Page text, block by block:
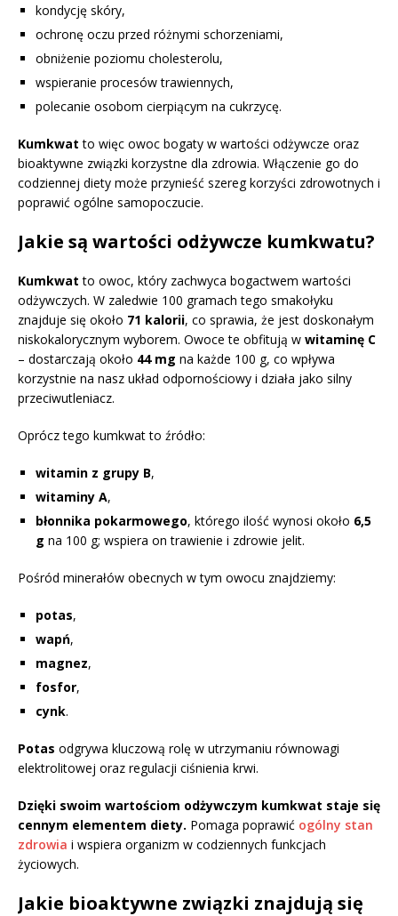
kondycję skóry,
ochronę oczu przed różnymi schorzeniami,
obniżenie poziomu cholesterolu,
wspieranie procesów trawiennych,
polecanie osobom cierpiącym na cukrzycę.
Kumkwat to więc owoc bogaty w wartości odżywcze oraz
bioaktywne związki korzystne dla zdrowia. Włączenie go do
codziennej diety może przynieść szereg korzyści zdrowotnych i
poprawić ogólne samopoczucie.
Jakie są wartości odżywcze kumkwatu?
Kumkwat to owoc, który zachwyca bogactwem wartości
odżywczych. W zaledwie 100 gramach tego smakołyku
znajduje się około 71 kalorii, co sprawia, że jest doskonałym
niskokalorycznym wyborem. Owoce te obfitują w witaminę C
– dostarczają około 44 mg na każde 100 g, co wpływa
korzystnie na nasz układ odpornościowy i działa jako silny
przeciwutleniacz.
Oprócz tego kumkwat to źródło:
witamin z grupy B,
witaminy A,
błonnika pokarmowego, którego ilość wynosi około 6,5
g na 100 g; wspiera on trawienie i zdrowie jelit.
Pośród minerałów obecnych w tym owocu znajdziemy:
potas,
wapń,
magnez,
fosfor,
cynk.
Potas odgrywa kluczową rolę w utrzymaniu równowagi
elektrolitowej oraz regulacji ciśnienia krwi.
Dzięki swoim wartościom odżywczym kumkwat staje się
cennym elementem diety. Pomaga poprawić ogólny stan
zdrowia i wspiera organizm w codziennych funkcjach
życiowych.
Jakie bioaktywne związki znajdują się